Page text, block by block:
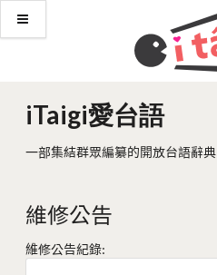
iTaigi愛台語
一部集結群眾編纂的開放台語辭典
維修公告
維修公告紀錄: